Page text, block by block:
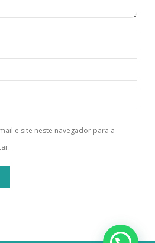
e site neste navegador para a